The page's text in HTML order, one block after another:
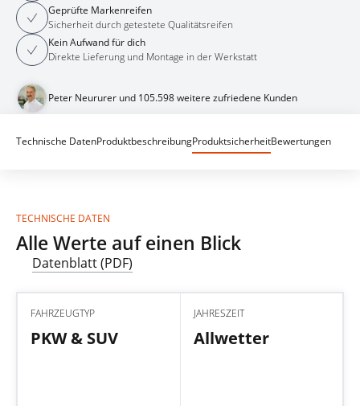
Geprüfte Markenreifen
Sicherheit durch getestete Qualitätsreifen
Kein Aufwand für dich
Direkte Lieferung und Montage in der Werkstatt
Peter Neururer und 105.598 weitere zufriedene Kunden
Technische DatenProduktbeschreibungProduktsicherheitBewertungen
TECHNISCHE DATEN
Alle Werte auf einen Blick
Datenblatt (PDF)
FAHRZEUGTYP
PKW & SUV
JAHRESZEIT
Allwetter